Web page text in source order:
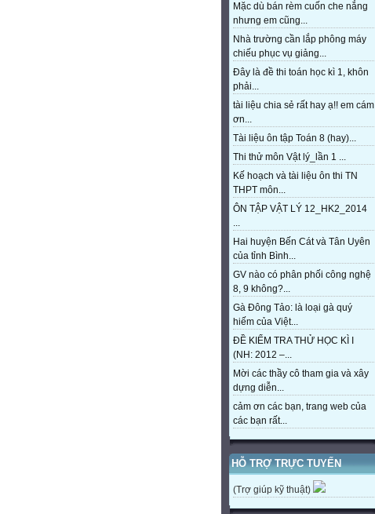
Mặc dù bán rèm cuốn che nắng
nhưng em cũng...
Nhà trường cần lắp phông máy
chiếu phục vụ giảng...
Đây là đề thi toán học kì 1, khôn
phải...
tài liệu chia sẻ rất hay ạ!! em cám
ơn...
Tài liệu ôn tập Toán 8 (hay)...
Thi thử môn Vật lý_lần 1 ...
Kế hoạch và tài liệu ôn thi TN
THPT môn...
ÔN TẬP VẬT LÝ 12_HK2_2014
...
Hai huyện Bến Cát và Tân Uyên
của tỉnh Bình...
GV nào có phân phối công nghệ
8, 9 không?...
Gà Đông Tảo: là loại gà quý
hiếm của Việt...
ĐỀ KIỂM TRA THỬ HỌC KÌ I
(NH: 2012 –...
Mời các thầy cô tham gia và xây
dựng diễn...
cảm ơn các bạn, trang web của
các bạn rất...
HỖ TRỢ TRỰC TUYẾN
(Trợ giúp kỹ thuật)